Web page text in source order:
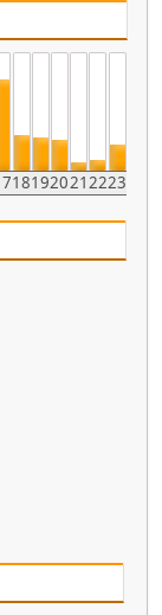
181920212223